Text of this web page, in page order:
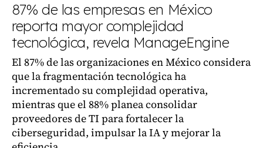
87% de las empresas en México
reporta mayor complejidad
tecnológica, revela ManageEngine
El 87% de las organizaciones en México considera
que la fragmentación tecnológica ha
incrementado su complejidad operativa,
mientras que el 88% planea consolidar
proveedores de TI para fortalecer la
ciberseguridad, impulsar la IA y mejorar la